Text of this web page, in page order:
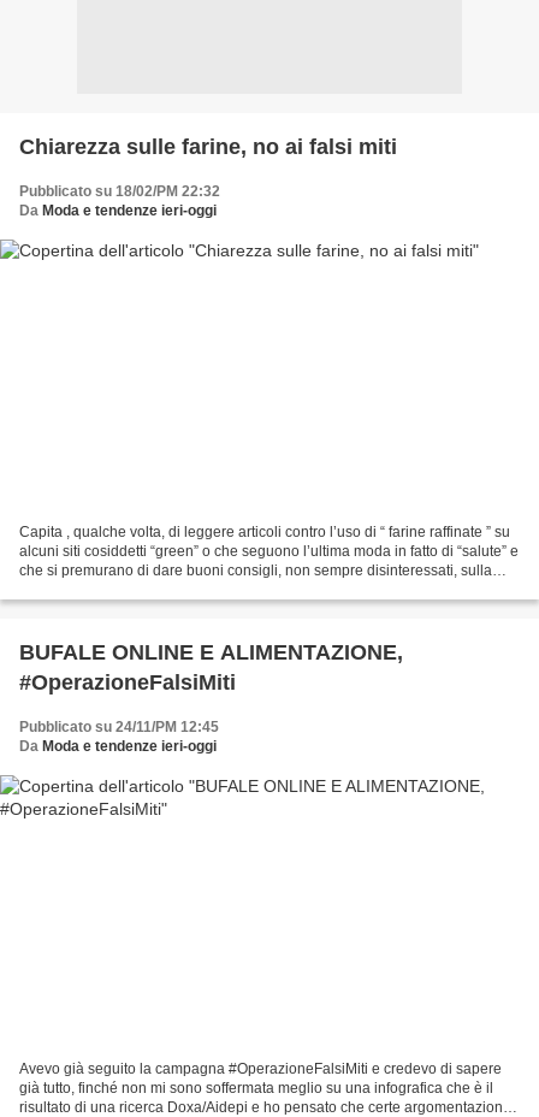
Chiarezza sulle farine, no ai falsi miti
Pubblicato su 18/02/PM 22:32
Da Moda e tendenze ieri-oggi
Capita , qualche volta, di leggere articoli contro l’uso di “ farine raffinate ” su
alcuni siti cosiddetti “green” o che seguono l’ultima moda in fatto di “salute” e
che si premurano di dare buoni consigli, non sempre disinteressati, sulla
BUFALE ONLINE E ALIMENTAZIONE,
#OperazioneFalsiMiti
Pubblicato su 24/11/PM 12:45
Da Moda e tendenze ieri-oggi
Avevo già seguito la campagna #OperazioneFalsiMiti e credevo di sapere
già tutto, finché non mi sono soffermata meglio su una infografica che è il
risultato di una ricerca Doxa/Aidepi e ho pensato che certe argomentazioni